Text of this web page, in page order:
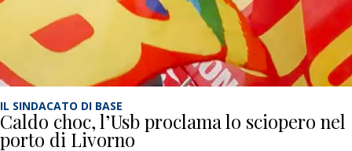
IL SINDACATO DI BASE
Caldo choc, l’Usb proclama lo sciopero nel
porto di Livorno